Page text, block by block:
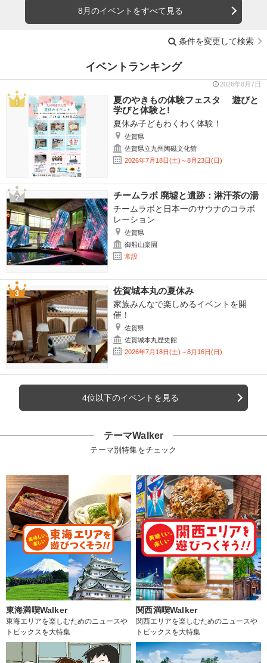
8月のイベントをすべて見る
条件を変更して検索
イベントランキング
2026年8月7日
夏のやきもの体験フェスタ 遊びと
学びと体験と!
夏休み子どもわくわく体験！
佐賀県
佐賀県立九州陶磁文化館
2026年7月18日(土)～8月23日(日)
チームラボ 廃墟と遺跡：淋汗茶の湯
チームラボと日本一のサウナのコラボ
レーション
佐賀県
御船山楽園
常設
佐賀城本丸の夏休み
家族みんなで楽しめるイベントを開
催！
佐賀県
佐賀城本丸歴史館
2026年7月18日(土)～8月16日(日)
4位以下のイベントを見る
テーマWalker
テーマ別特集をチェック
東海満喫Walker
東海エリアを楽しむためのニュースや
トピックスを大特集
関西満喫Walker
関西エリアを楽しむためのニュースや
トピックスを大特集